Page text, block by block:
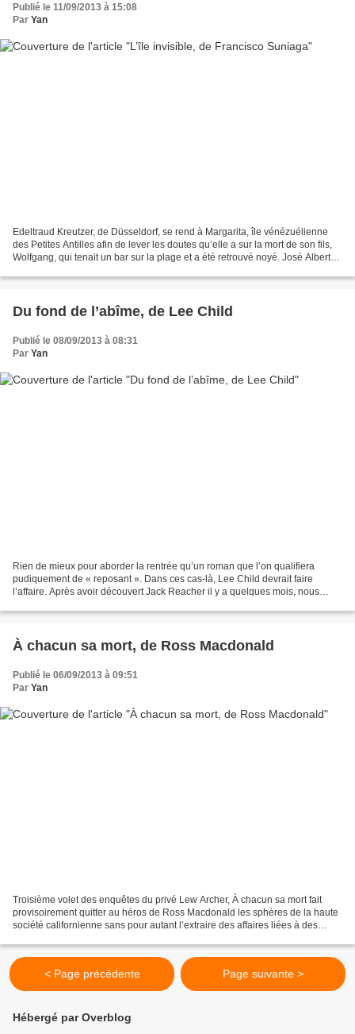
Publié le 11/09/2013 à 15:08
Par Yan
Edeltraud Kreutzer, de Düsseldorf, se rend à Margarita, île vénézuélienne
des Petites Antilles afin de lever les doutes qu’elle a sur la mort de son fils,
Wolfgang, qui tenait un bar sur la plage et a été retrouvé noyé. José Alberto
Du fond de l’abîme, de Lee Child
Publié le 08/09/2013 à 08:31
Par Yan
Rien de mieux pour aborder la rentrée qu’un roman que l’on qualifiera
pudiquement de « reposant ». Dans ces cas-là, Lee Child devrait faire
l’affaire. Après avoir découvert Jack Reacher il y a quelques mois, nous
À chacun sa mort, de Ross Macdonald
Publié le 06/09/2013 à 09:51
Par Yan
Troisième volet des enquêtes du privé Lew Archer, À chacun sa mort fait
provisoirement quitter au héros de Ross Macdonald les sphères de la haute
société californienne sans pour autant l’extraire des affaires liées à des
< Page précédente Page suivante >
Hébergé par Overblog